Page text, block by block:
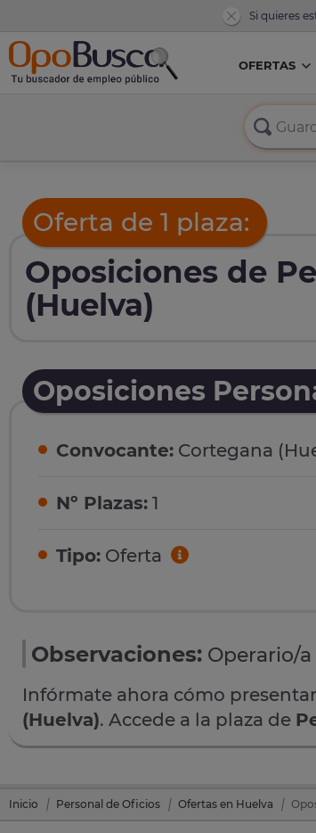
Si quieres
OFERTAS
Oferta de 1 plaza:
Oposiciones de
(Huelva)
Oposiciones
Convocante: Cortegana
Nº Plazas: 1
Tipo: Oferta
Observaciones: Operario/
Infórmate ahora cómo
(Huelva). Accede a la plaza de
Inicio Personal de Oficios Ofertas en Huelva